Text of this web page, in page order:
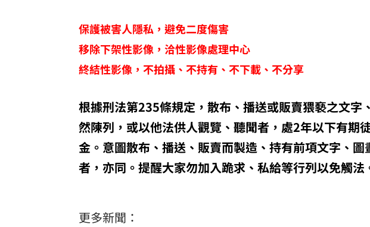
保護被害人隱私，避免二度傷害
移除下架性影像，洽性影像處理中心
終結性影像，不拍攝、不持有、不下載、不分享
根據刑法第235條規定，散布、播送或販賣猥褻之文字
然陳列，或以他法供人觀覽、聽聞者，處2年以下有期
金。意圖散布、播送、販賣而製造、持有前項文字、
者，亦同。提醒大家勿加入跪求、私給等行列以免觸法
更多新聞：